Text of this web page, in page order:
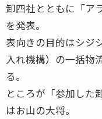
卸四社とともに「ア
を発表。
表向きの目的はシジ
入れ機構）の一括物
る。
ところが「参加した
はお山の大将。